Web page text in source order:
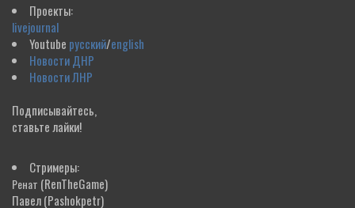
Проекты:
livejournal
Youtube русский/english
Новости ДНР
Новости ЛНР
Подписывайтесь,
ставьте лайки!
Стримеры:
Ренат (RenTheGame)
Павел(Pashokpetr)